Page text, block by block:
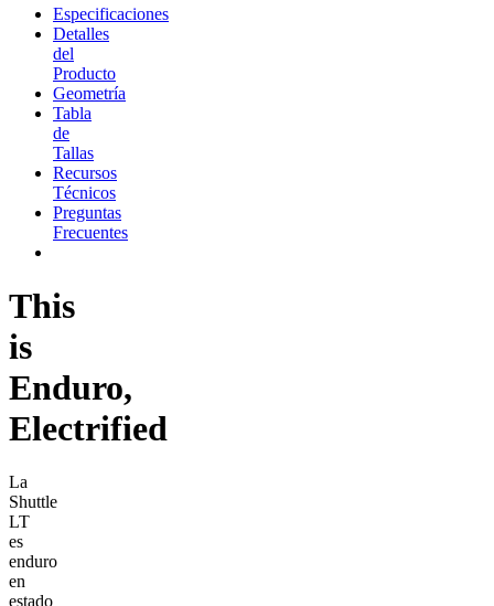
Especificaciones
Detalles
del
Producto
Geometría
Tabla
de
Tallas
Recursos
Técnicos
Preguntas
Frecuentes
This
is
Enduro,
Electrified
La
Shuttle
LT
es
enduro
en
estado